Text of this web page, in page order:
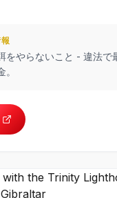
をやらないこと - 違法